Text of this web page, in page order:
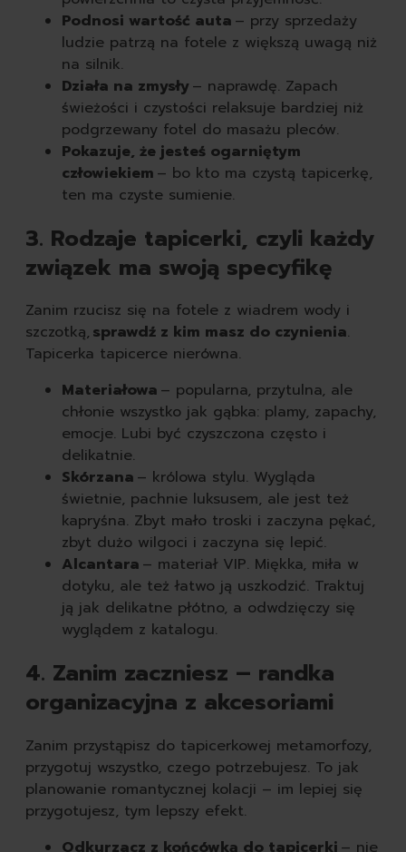
Podnosi wartość auta – przy sprzedaży
ludzie patrzą na fotele z większą uwagą niż
na silnik.
Działa na zmysły– naprawdę. Zapach
świeżości i czystości relaksuje bardziej niż
podgrzewany fotel do masażu pleców.
Pokazuje, że jesteś ogarniętym
człowiekiem – bo kto ma czystą tapicerkę,
ten ma czyste sumienie.
3. Rodzaje tapicerki, czyli każdy
związek ma swoją specyfikę
Zanim rzucisz się na fotele z wiadrem wody i
szczotką, sprawdź z kim masz do czynienia.
Tapicerka tapicerce nierówna.
Materiałowa – popularna, przytulna, ale
chłonie wszystko jak gąbka: plamy, zapachy,
emocje. Lubi być czyszczona często i
delikatnie.
Skórzana – królowa stylu. Wygląda
świetnie, pachnie luksusem, ale jest też
kapryśna. Zbyt mało troski i zaczyna pękać,
zbyt dużo wilgoci i zaczyna się lepić.
Alcantara – materiał VIP. Miękka, miła w
dotyku, ale też łatwo ją uszkodzić. Traktuj
ją jak delikatne płótno, a odwdzięczy się
wyglądem z katalogu.
4. Zanim zaczniesz – randka
organizacyjna z akcesoriami
Zanim przystąpisz do tapicerkowej metamorfozy,
przygotuj wszystko, czego potrzebujesz. To jak
planowanie romantycznej kolacji – im lepiej się
przygotujesz, tym lepszy efekt.